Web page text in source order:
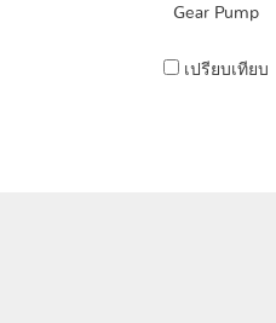
Gear Pump
เปรียบเทียบ